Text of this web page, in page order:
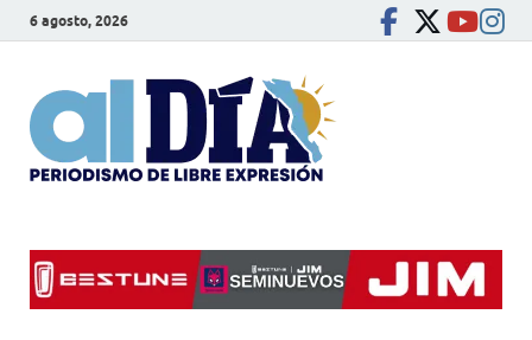
6 agosto, 2026